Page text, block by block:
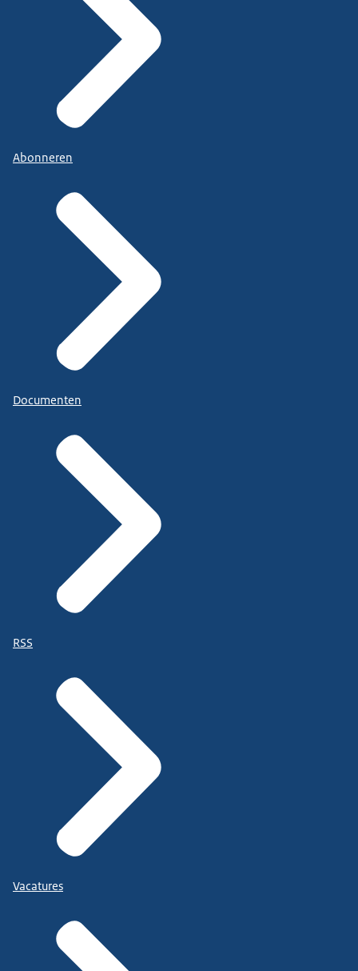
Abonneren
Documenten
RSS
Vacatures